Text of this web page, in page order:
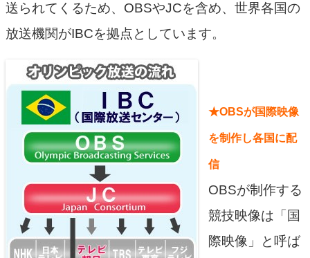
送られてくるため、OBSやJCを含め、世界各国の
放送機関がIBCを拠点としています。
★OBSが国際映像
を制作し各国に配
信
OBSが制作する
競技映像は「国
際映像」と呼ば